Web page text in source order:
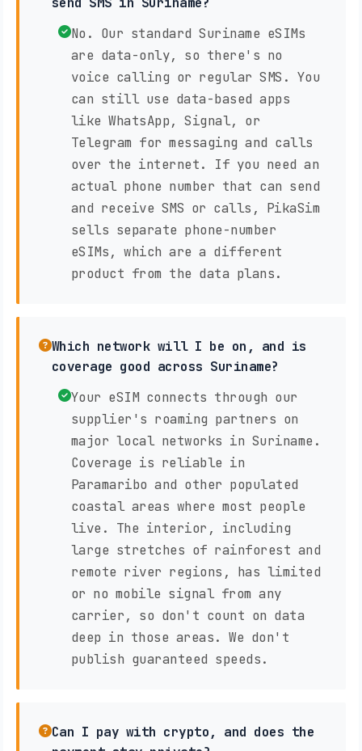
No. Our standard Suriname eSIMs
are data-only, so there's no
voice calling or regular SMS. You
can still use data-based apps
like WhatsApp, Signal, or
Telegram for messaging and calls
over the internet. If you need an
actual phone number that can send
and receive SMS or calls, PikaSim
sells separate phone-number
eSIMs, which are a different
product from the data plans.
Which network will I be on, and is
coverage good across Suriname?
Your eSIM connects through our
supplier's roaming partners on
major local networks in Suriname.
Coverage is reliable in
Paramaribo and other populated
coastal areas where most people
live. The interior, including
large stretches of rainforest and
remote river regions, has limited
or no mobile signal from any
carrier, so don't count on data
deep in those areas. We don't
publish guaranteed speeds.
Can I pay with crypto, and does the